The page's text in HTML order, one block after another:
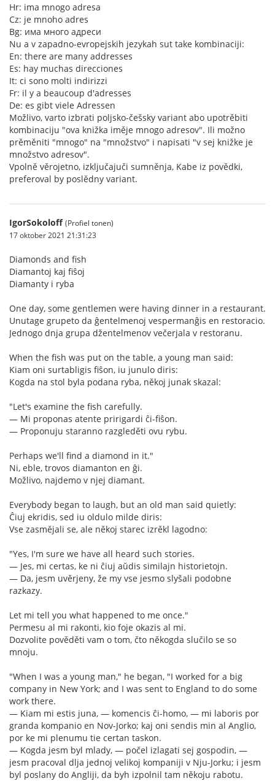
Hr: ima mnogo adresa
Cz: je mnoho adres
Bg: има много адреси
Nu a v zapadno-evropejskih jezykah sut take kombinaciji:
En: there are many addresses
Es: hay muchas direcciones
It: ci sono molti indirizzi
Fr: il y a beaucoup d'adresses
De: es gibt viele Adressen
Možlivo, varto izbrati poljsko-češsky variant abo upotrěbiti
kombinaciju "ova knižka iměje mnogo adresov". Ili možno
prěměniti "mnogo" na "množstvo" i napisati "v sej knižke je
množstvo adresov".
Vpolně věrojetno, izključajuči sumněnja, Kabe iz povědki,
preferoval by poslědny variant.
IgorSokoloff (Profiel tonen)
17 oktober 2021 21:31:23
Diamonds and fish
Diamantoj kaj fiŝoj
Diamanty i ryba
One day, some gentlemen were having dinner in a restaurant.
Unutage grupeto da ĝentelmenoj vespermanĝis en restoracio.
Jednogo dnja grupa džentelmenov večerjala v restoranu.
When the fish was put on the table, a young man said:
Kiam oni surtabligis fiŝon, iu junulo diris:
Kogda na stol byla podana ryba, někoj junak skazal:
"Let's examine the fish carefully.
— Mi proponas atente pririgardi ĉi-fiŝon.
— Proponuju staranno razgleděti ovu rybu.
Perhaps we'll find a diamond in it."
Ni, eble, trovos diamanton en ĝi.
Možlivo, najdemo v njej diamant.
Everybody began to laugh, but an old man said quietly:
Ĉiuj ekridis, sed iu oldulo milde diris:
Vse zasmějali se, ale někoj starec izrěkl lagodno:
"Yes, I'm sure we have all heard such stories.
— Jes, mi certas, ke ni ĉiuj aŭdis similajn historietojn.
— Da, jesm uvěrjeny, že my vse jesmo slyšali podobne
razkazy.
Let mi tell you what happened to me once."
Permesu al mi rakonti, kio foje okazis al mi.
Dozvolite pověděti vam o tom, čto někogda slučilo se so
mnoju.
"When I was a young man," he began, "I worked for a big
company in New York; and I was sent to England to do some
work there.
— Kiam mi estis juna, — komencis ĉi-homo, — mi laboris por
granda kompanio en Nov-Jorko; kaj oni sendis min al Anglio,
por ke mi plenumu tie certan taskon.
— Kogda jesm byl mlady, — počel izlagati sej gospodin, —
jesm pracoval dlja jednoj velikoj kompaniji v Nju-Jorku; i jesm
byl poslany do Angliji, da byh izpolnil tam někoju rabotu.